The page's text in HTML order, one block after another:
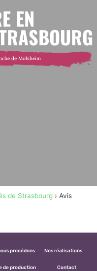
EN
de Molsheim
de Strasbourg › Avis
procédons Nos réalisations
de production Contact